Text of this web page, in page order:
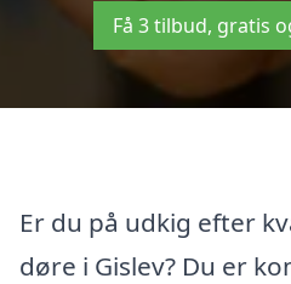
Få 3 tilbud, gratis
Er du på udkig efter
døre i Gislev? Du er